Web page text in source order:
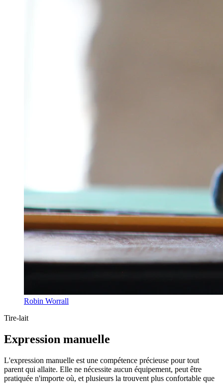
Robin Worrall
Tire-lait
Expression manuelle
L'expression manuelle est une compétence précieuse pour tout
parent qui allaite. Elle ne nécessite aucun équipement, peut être
pratiquée n'importe où, et plusieurs la trouvent plus confortable que